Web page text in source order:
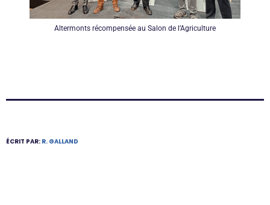
Altermonts récompensée au Salon de l’Agriculture
ÉCRIT PAR: R. GALLAND